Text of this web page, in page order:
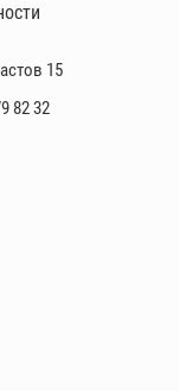
15
82 32